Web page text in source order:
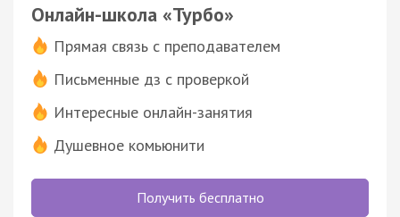
Онлайн-школа «Турбо»
Прямая связь с преподавателем
Письменные дз с проверкой
Интересные онлайн-занятия
Душевное комьюнити
Получить бесплатно